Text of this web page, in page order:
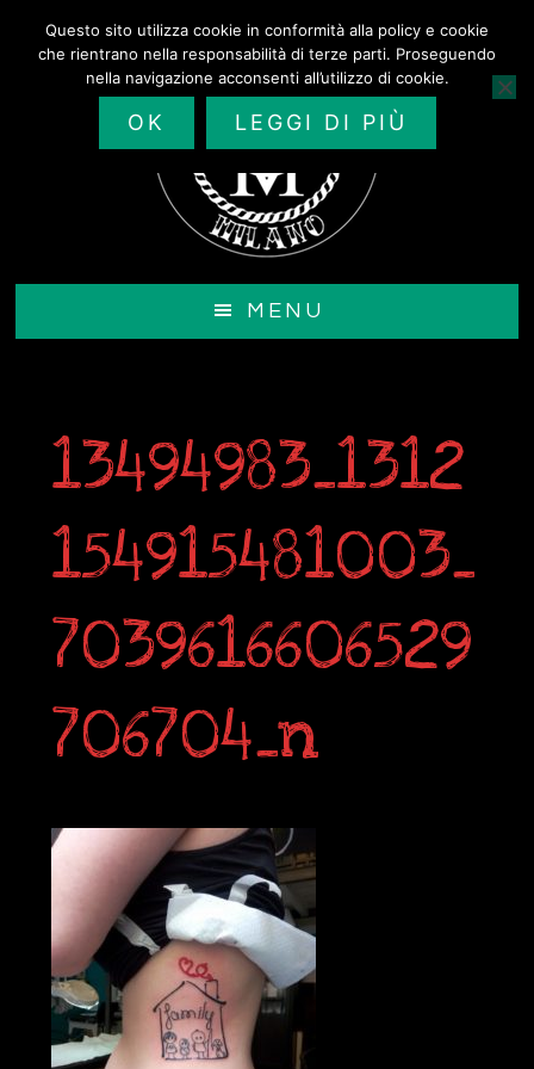
contenuto
MENU
13494983_1312
154915481003_
7039616606529
706704_n
Questo sito utilizza cookie in conformità alla policy e cookie
che rientrano nella responsabilità di terze parti. Proseguendo
nella navigazione acconsenti all’utilizzo di cookie.
OK LEGGI DI PIÙ